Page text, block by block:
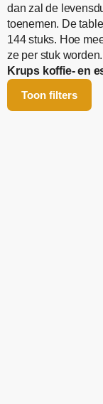
dan zal de
toenemen. De
144 stuks. Hoe
ze per stuk worden.
Krups koffie- en
Toon filters